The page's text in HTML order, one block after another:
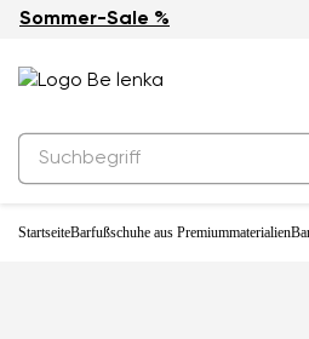
Sommer-Sale %
StartseiteBarfußschuhe aus Premiummaterialien
Neuheit